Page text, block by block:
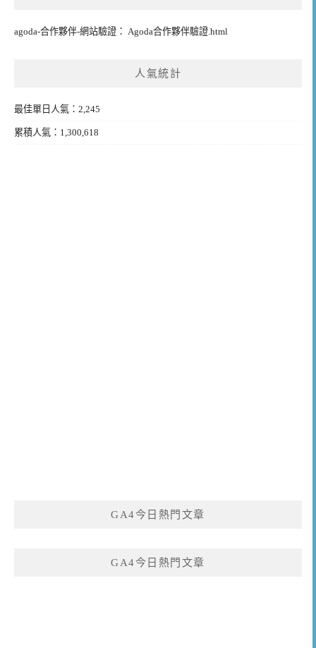
agoda-合作夥伴-網站驗證： Agoda合作夥伴驗證.html
人氣統計
最佳單日人氣：2,245
累積人氣：1,300,618
GA4今日熱門文章
GA4今日熱門文章